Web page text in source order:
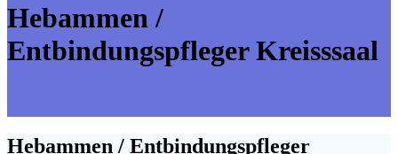
Hebammen /
Entbindungspfleger Kreisssaal
Hebammen / Entbindungspfleger